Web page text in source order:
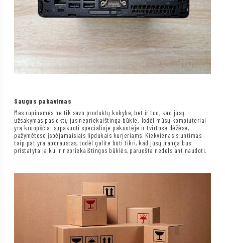
Saugus pakavimas
Mes rūpinamės ne tik savo produktų kokybe, bet ir tuo, kad jūsų
užsakymas pasiektų jus nepriekaištinga būkle. Todėl mūsų kompiuteriai
yra kruopščiai supakuoti specialioje pakuotėje ir tvirtose dėžėse,
pažymėtose įspėjamaisiais lipdukais kurjeriams. Kiekvienas siuntimas
taip pat yra apdraustas, todėl galite būti tikri, kad jūsų įranga bus
pristatyta laiku ir nepriekaištingos būklės, paruošta nedelsiant naudoti.